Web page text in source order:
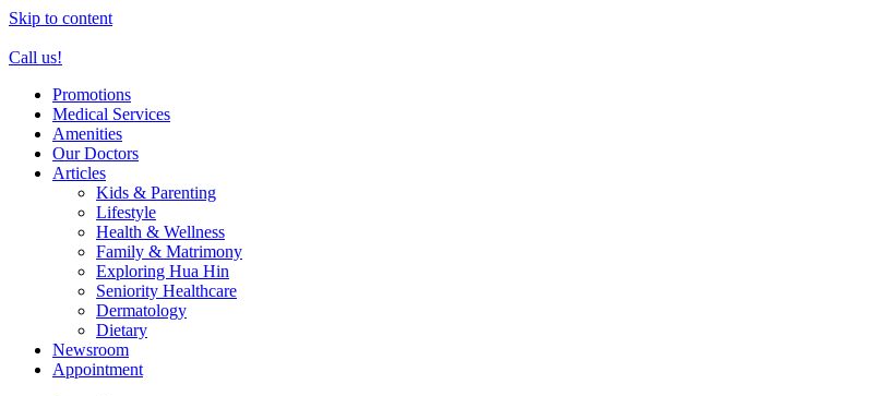
Skip to content
Call us!
Promotions
Medical Services
Amenities
Our Doctors
Articles
Kids & Parenting
Lifestyle
Health & Wellness
Family & Matrimony
Exploring Hua Hin
Seniority Healthcare
Dermatology
Dietary
Newsroom
Appointment